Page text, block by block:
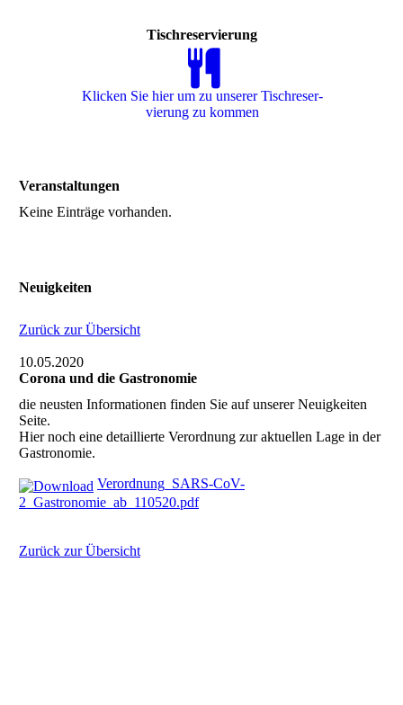
Tischreservierung
Klicken Sie hier um zu unserer Tisch­re­ser­
vie­rung zu kommen
Veranstaltungen
Keine Einträge vorhanden.
Neuigkeiten
Zurück zur Übersicht
10.05.2020
Corona und die Gastronomie
die neusten Informationen finden Sie auf unserer Neuigkeiten
Seite.
Hier noch eine detaillierte Verordnung zur aktuellen Lage in der
Gastronomie.
Verordnung_SARS-CoV-
2_Gastronomie_ab_110520.pdf
Zurück zur Übersicht